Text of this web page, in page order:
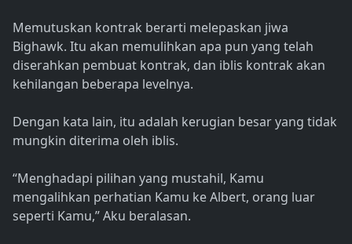
Memutuskan kontrak berarti melepaskan jiwa
Bighawk. Itu akan memulihkan apa pun yang telah
diserahkan pembuat kontrak, dan iblis kontrak akan
kehilangan beberapa levelnya.
Dengan kata lain, itu adalah kerugian besar yang tidak
mungkin diterima oleh iblis.
“Menghadapi pilihan yang mustahil, Kamu
mengalihkan perhatian Kamu ke Albert, orang luar
seperti Kamu,” Aku beralasan.